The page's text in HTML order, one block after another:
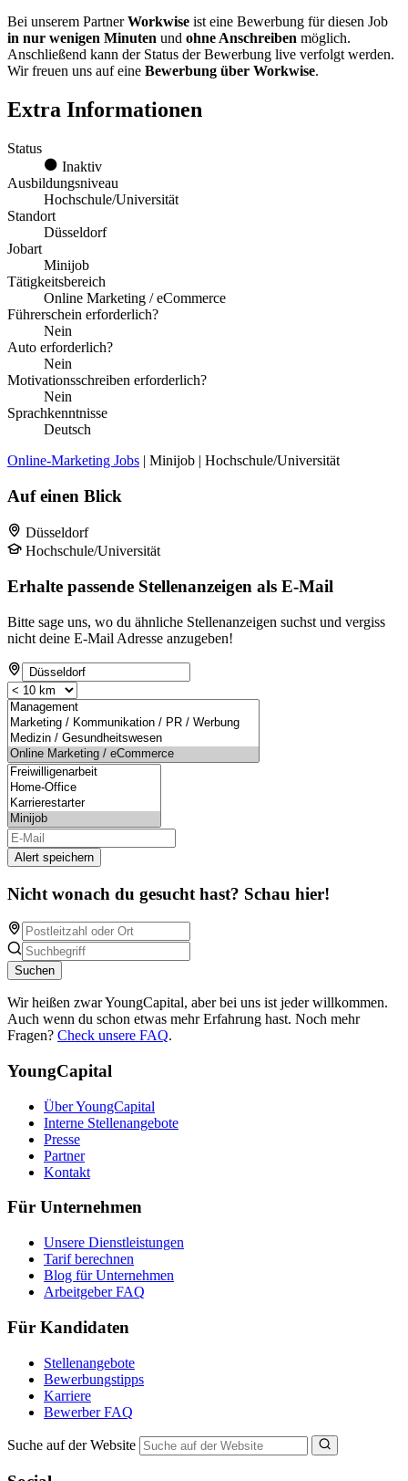
Bei unserem PartnerWorkwise ist eine Bewerbung für diesen Job
in nur wenigen Minuten und ohne Anschreiben möglich.
Anschließend kann der Status der Bewerbung live verfolgt werden.
Wir freuen uns auf eine Bewerbung über Workwise.
Extra Informationen
Status
Inaktiv
Ausbildungsniveau
Hochschule/Universität
Standort
Düsseldorf
Jobart
Minijob
Tätigkeitsbereich
Online Marketing / eCommerce
Führerschein erforderlich?
Nein
Auto erforderlich?
Nein
Motivationsschreiben erforderlich?
Nein
Sprachkenntnisse
Deutsch
Online-Marketing Jobs | Minijob | Hochschule/Universität
Auf einen Blick
Düsseldorf
Hochschule/Universität
Erhalte passende Stellenanzeigen als E-Mail
Bitte sage uns, wo du ähnliche Stellenanzeigen suchst und vergiss
nicht deine E-Mail Adresse anzugeben!
Alert speichern
Nicht wonach du gesucht hast? Schau hier!
Suchen
Wir heißen zwar YoungCapital, aber bei uns ist jeder willkommen.
Auch wenn du schon etwas mehr Erfahrung hast. Noch mehr
Fragen? Check unsere FAQ.
YoungCapital
Über YoungCapital
Interne Stellenangebote
Presse
Partner
Kontakt
Für Unternehmen
Unsere Dienstleistungen
Tarif berechnen
Blog für Unternehmen
Arbeitgeber FAQ
Für Kandidaten
Stellenangebote
Bewerbungstipps
Karriere
Bewerber FAQ
Suche auf der Website